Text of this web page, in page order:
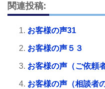
関連投稿:
お客様の声31
お客様の声５３
お客様の声（ご依頼
お客様の声（相談者